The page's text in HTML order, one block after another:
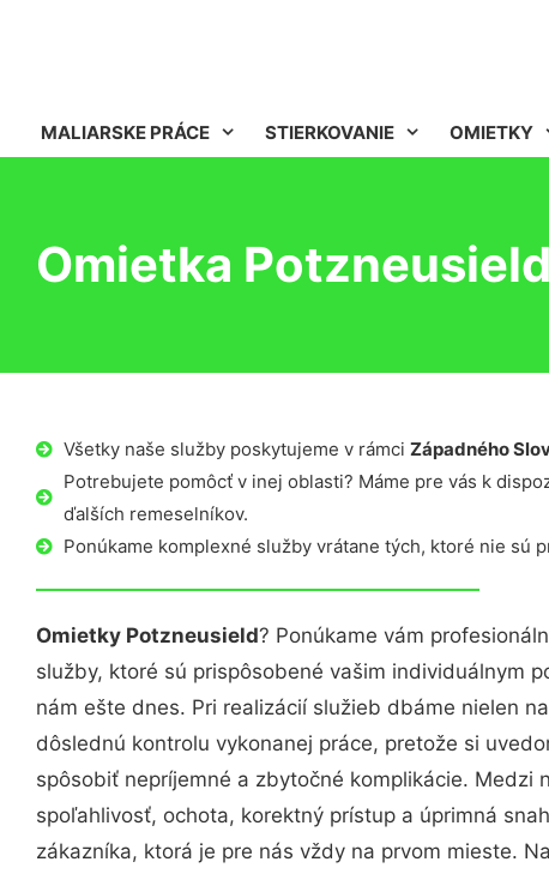
MALIARSKE PRÁCE STIERKOVANIE OMIETKY
Omietka Potzneusield
Všetky naše služby poskytujeme v rámci Západného
Potrebujete pomôcť v inej oblasti? Máme pre vás k
ďalších remeselníkov.
Ponúkame komplexné služby vrátane tých, ktoré nie sú
Omietky Potzneusield? Ponúkame vám
služby, ktoré sú prispôsobené vašim individuálnym
nám ešte dnes. Pri realizácií služieb dbáme nielen
dôslednú kontrolu vykonanej práce, pretože si
spôsobiť nepríjemné a zbytočné komplikácie. Medzi
spoľahlivosť, ochota, korektný prístup a úprimná
zákazníka, ktorá je pre nás vždy na prvom mieste.